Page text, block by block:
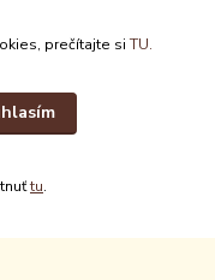
prečítajte siTU.
tu.